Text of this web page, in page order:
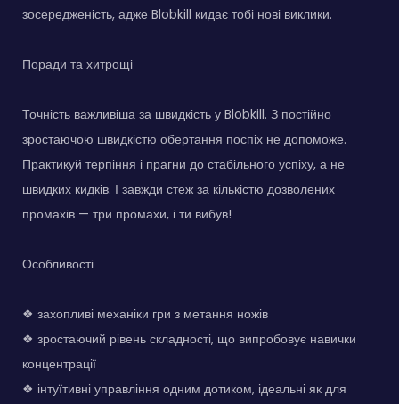
зосередженість, адже Blobkill кидає тобі нові виклики.
Поради та хитрощі
Точність важливіша за швидкість у Blobkill. З постійно
зростаючою швидкістю обертання поспіх не допоможе.
Практикуй терпіння і прагни до стабільного успіху, а не
швидких кидків. І завжди стеж за кількістю дозволених
промахів — три промахи, і ти вибув!
Особливості
❖ захопливі механіки гри з метання ножів
❖ зростаючий рівень складності, що випробовує навички
концентрації
❖ інтуїтивні управління одним дотиком, ідеальні як для